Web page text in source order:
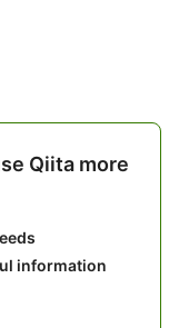
Qiita more
information